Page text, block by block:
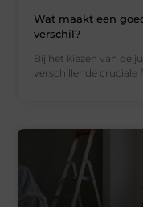
Wat maakt een
verschil?
Bij het kiezen van de
verschillende cruciale